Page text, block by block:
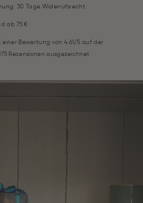
30 Tage Widerrufsrecht
ab 75 €
einer Bewertung von 4.61/5 auf der
Rezensionen ausgezeichnet